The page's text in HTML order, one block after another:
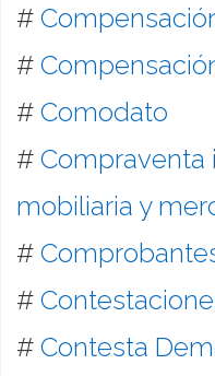
#
#
# Comodato
# Compraventa
mobiliaria y
#
#
# Contesta